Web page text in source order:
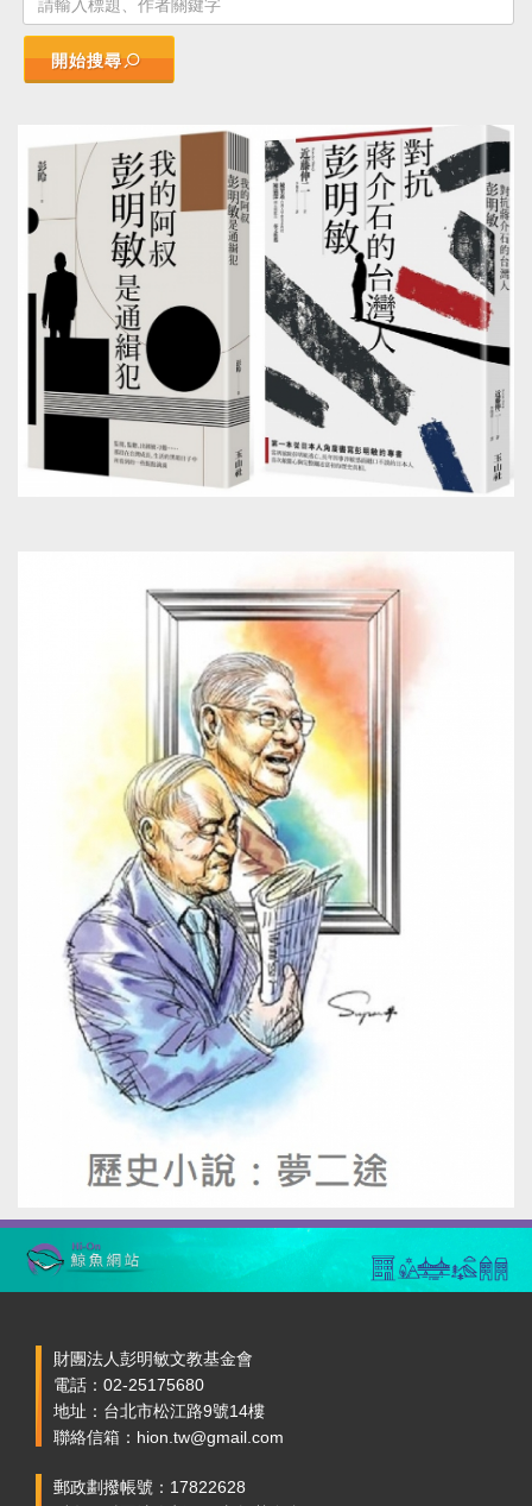
開始搜尋
財團法人彭明敏文教基金會
電話：02-25175680
地址：台北市松江路9號14樓
聯絡信箱：hion.tw@gmail.com
郵政劃撥帳號：17822628